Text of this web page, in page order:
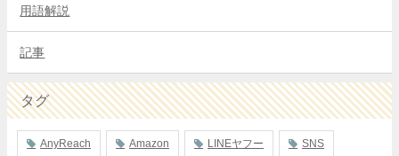
用語解説
記事
タグ
AnyReach Amazon LINEヤフー SNS